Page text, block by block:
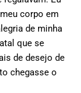
corpo em
de minha
que se
de desejo de
chegasse o